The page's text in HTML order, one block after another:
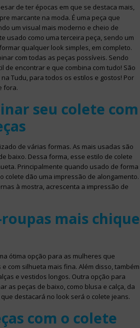
de ter épocas em que se destaca mais,
marcante na moda. É uma peça que
um visual mais moderno e cheio de
usado como uma terceira peça, sendo um
qualquer look simples, em completo.
com todas as peças possíveis. Sendo
de encontrar e que combina com tudo! São
Tudu, para todos os estilos e gostos! Por
fora.
seu colete com
de várias formas. As mais usadas são
baixo. Dessa forma, esse estilo de colete
Principalmente quando usado de forma
colete dão uma impressão de alongamento.
à mostra, acrescenta a impressão de
mais chique
ótima opção para as mulheres que
com silhueta mais fina. Além disso, também
e vestidos longos. Outra opção para
as peças de baixo, como blusa e calça, da
destacará no look será o colete jeans.
com o colete